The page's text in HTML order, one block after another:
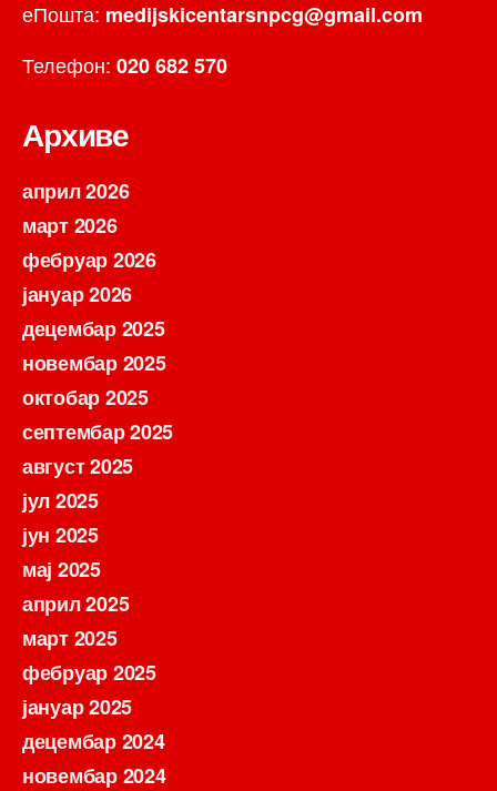
еПошта: medijskicentarsnpcg@gmail.com
Телефон: 020 682 570
Архиве
април 2026
март 2026
фебруар 2026
јануар 2026
децембар 2025
новембар 2025
октобар 2025
септембар 2025
август 2025
јул 2025
јун 2025
мај 2025
април 2025
март 2025
фебруар 2025
јануар 2025
децембар 2024
новембар 2024